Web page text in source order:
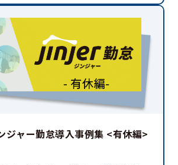
ャー勤怠導入事例集 <有休編>